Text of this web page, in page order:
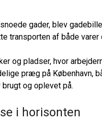
gader, blev
transporten af både varer
og pladser, hvor
præg på København,
og oplevet på.
i horisonten